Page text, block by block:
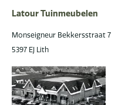
Latour Tuinmeubelen
Monseigneur Bekkersstraat 7
5397 EJ Lith